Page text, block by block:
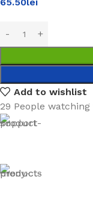
Add to wishlist
29 People